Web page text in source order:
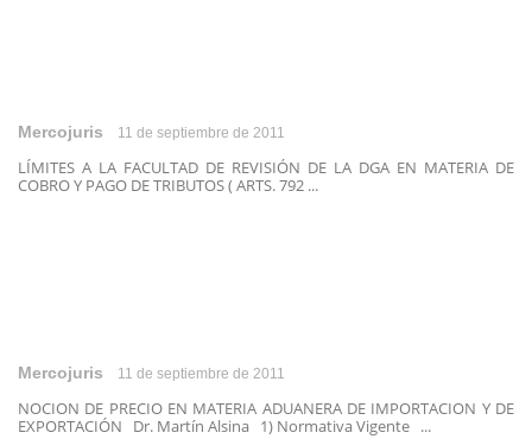
Mercojuris 11 de septiembre de 2011
LÍMITES A LA FACULTAD DE REVISIÓN DE LA DGA EN MATERIA DE
COBRO Y PAGO DE TRIBUTOS ( ARTS. 792 ...
Mercojuris 11 de septiembre de 2011
NOCION DE PRECIO EN MATERIA ADUANERA DE IMPORTACION Y DE
EXPORTACIÓN Dr. Martín Alsina 1) Normativa Vigente ...